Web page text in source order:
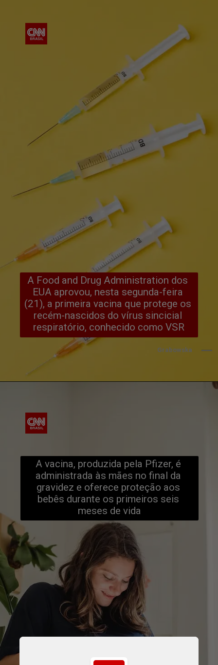
A Food and Drug Administration dos
EUA aprovou, nesta segunda-feira
(21), a primeira vacina que protege os
recém-nascidos do vírus sincicial
respiratório, conhecido como VSR
Grabowska
A vacina, produzida pela Pfizer, é
administrada às mães no final da
gravidez e oferece proteção aos
bebês durante os primeiros seis
meses de vida